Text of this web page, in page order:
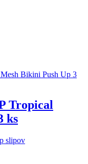
Tropical
ks
slipov